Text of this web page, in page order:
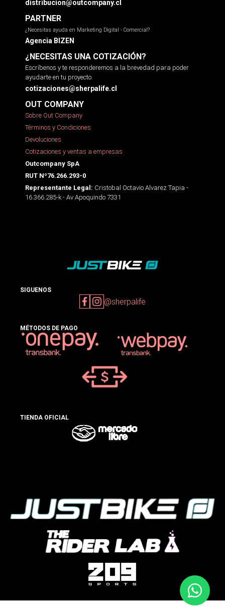
distribucion@outcompany.cl
PARTNER
¿Necesitas ayuda en Marketing Digital - Comercial?
Agencia BIZEN
¿NECESITAS UNA COTIZACIÓN?
Escríbenos y te responderemos a la brevedad para poder
ayudarte en tu proyecto.
cotizaciones@sherpalife.cl
OUT COMPANY
Sobre Out Company
Términos y Condiciones
Devoluciones
Cotizaciones y ventas a empresas
Outcompany SpA
RUT Nº76.266.293-0
Representante Legal: Cristobal Octavio Alvarez Tapia -
16.366.285-k - Av Apoquindo 7331
SIGUENOS
@sherpalife
MÉTODOS DE PAGO
TIENDA OFICIAL